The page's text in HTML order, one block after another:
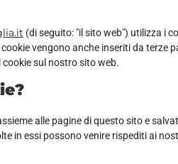
(di seguito: "il sito web") utilizza i
vengono anche inseriti da
sul nostro sito web.
alle pagine di questo sito e
in essi possono venire rispediti ai